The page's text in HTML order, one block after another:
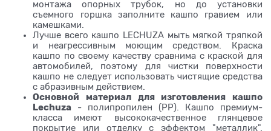
монтажа опорных трубок, но до установки
съемного горшка заполните кашпо гравием или
камешками.
Лучше всего кашпо LECHUZA мыть мягкой тряпкой
и неагрессивным моющим средством. Краска
кашпо по своему качеству сравнима с краской для
автомобилей, поэтому для чистки поверхности
кашпо не следует использовать чистящие средства
с абразивным действием.
Основной материал для изготовления кашпо
Lechuza - полипропилен (PP). Кашпо премиум-
класса имеют высококачественное глянцевое
покрытие или отделку с эффектом "металлик".